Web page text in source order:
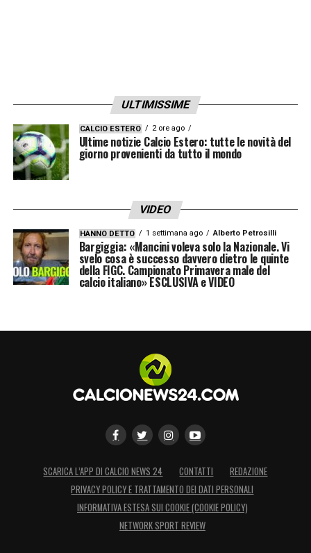
modo a ringraziare il Presidente della
Fiorentina Rocco Commisso per il suo
importante contributo nel raggiungere
questo accordo».
LA PLAYLIST DELLE NOSTRE TOP NEWS
ULTIMISSIME
CALCIO ESTERO 2 ore ago
Ultime notizie Calcio Estero: tutte le novità del
giorno provenienti da tutto il mondo
VIDEO
HANNO DETTO 1 settimana ago Alberto Petrosilli
Bargiggia: «Mancini voleva solo la Nazionale. Vi
svelo cosa è successo davvero dietro le quinte
della FIGC. Campionato Primavera male del
calcio italiano» ESCLUSIVA e VIDEO
SCARICA L’APP DI CALCIO NEWS 24 CONTATTI
REDAZIONE
PRIVACY POLICY E TRATTAMENTO DEI DATI PERSONALI
INFORMATIVA ESTESA SUI COOKIE (COOKIE POLICY)
NETWORK SPORT REVIEW